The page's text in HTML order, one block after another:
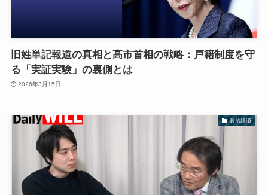
旧姓単記報道の真相と高市首相の戦略：戸籍制度を守
る「実証実験」の裏側とは
2026年3月15日
政治経済